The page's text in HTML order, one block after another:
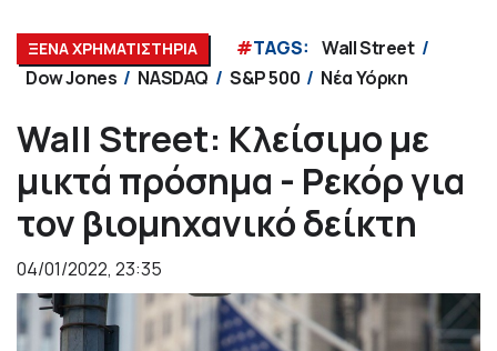
ΞΕΝΑ ΧΡΗΜΑΤΙΣΤΗΡΙΑ #TAGS: Wall Street
Dow Jones
NASDAQ S&P 500 Νέα Υόρκη
Wall Street: Κλείσιμο με
μικτά πρόσημα - Ρεκόρ για
τον βιομηχανικό δείκτη
04/01/2022, 23:35